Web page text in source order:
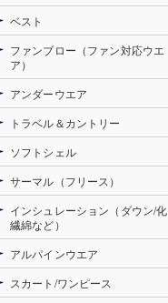
ベスト
ファンブロー（ファン対応ウエ
ア）
アンダーウエア
トラベル＆カントリー
ソフトシェル
サーマル（フリース）
インシュレーション（ダウン/化
繊綿など）
アルパインウエア
スカート/ワンピース